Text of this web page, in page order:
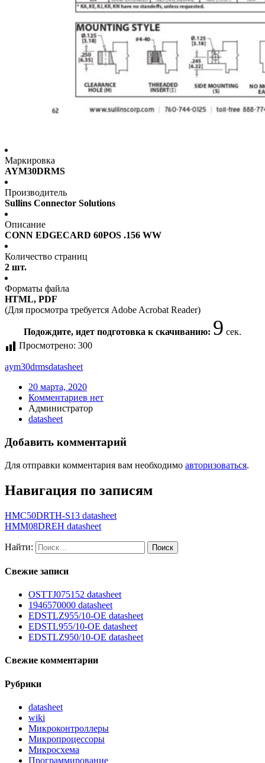
Маркировка
AYM30DRMS
Производитель
Sullins Connector Solutions
Описание
CONN EDGECARD 60POS .156 WW
Количество страниц
2 шт.
Форматы файла
HTML, PDF
(Для просмотра требуется Adobe Acrobat Reader)
Подождите, идет подготовка к скачиванию: 9 сек.
Просмотрено: 300
aym30drmsdatasheet
20 марта, 2020
Комментариев нет
Администратор
datasheet
Добавить комментарий
Для отправки комментария вам необходимо авторизоваться.
Навигация по записям
HMC50DRTH-S13 datasheet
HMM08DREH datasheet
Найти:
Свежие записи
OSTTJ075152 datasheet
1946570000 datasheet
EDSTLZ955/10-OE datasheet
EDSTL955/10-OE datasheet
EDSTLZ950/10-OE datasheet
Свежие комментарии
Рубрики
datasheet
wiki
Микроконтроллеры
Микропроцессоры
Микросхема
Программирование